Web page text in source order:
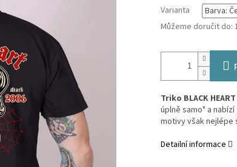
Varianta
Můžeme doručit do:
Triko BLACK
úplně samo" a
motivy však nejlépe
Detailní informace